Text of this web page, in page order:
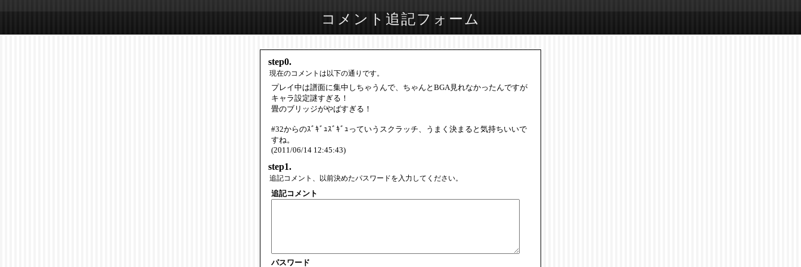
コメント追記フォーム
step0.
現在のコメントは以下の通りです。
プレイ中は譜面に集中しちゃうんで、ちゃんとBGA見れなかったんですが
キャラ設定謎すぎる！
畳のブリッジがやばすぎる！
#32からのｽﾞｷﾞｭｽﾞｷﾞｭっていうスクラッチ、うまく決まると気持ちいいで
すね。
(2011/06/14 12:45:43)
step1.
追記コメント、以前決めたパスワードを入力してください。
追記コメント
パスワード